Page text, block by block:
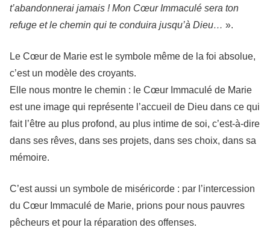
t’abandonnerai jamais ! Mon Cœur Immaculé sera ton
refuge et le chemin qui te conduira jusqu’à Dieu… ».
Le Cœur de Marie est le symbole même de la foi absolue,
c’est un modèle des croyants.
Elle nous montre le chemin : le Cœur Immaculé de Marie
est une image qui représente l’accueil de Dieu dans ce qui
fait l’être au plus profond, au plus intime de soi, c’est-à-dire
dans ses rêves, dans ses projets, dans ses choix, dans sa
mémoire.
C’est aussi un symbole de miséricorde : par l’intercession
du Cœur Immaculé de Marie, prions pour nous pauvres
pêcheurs et pour la réparation des offenses.